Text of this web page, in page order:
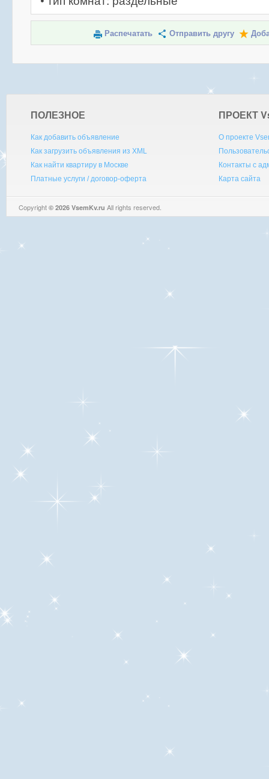
Распечатать Отправить другу
ПОЛЕЗНОЕ
Как добавить объявление
Как загрузить объявления из XML
Как найти квартиру в Москве
Платные услуги / договор-оферта
ПРОЕКТ V
О проекте
Контакты с
Карта сайта
Copyright © 2026 VsemKv.ru All rights reserved.